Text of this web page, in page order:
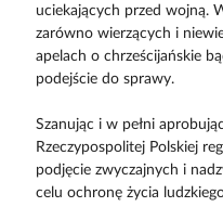
uciekających przed wojną.
zarówno wierzących i
apelach o chrześcijańskie
podejście do sprawy.
Szanując i w pełni
Rzeczypospolitej Polskiej
podjęcie zwyczajnych i
celu ochronę życia